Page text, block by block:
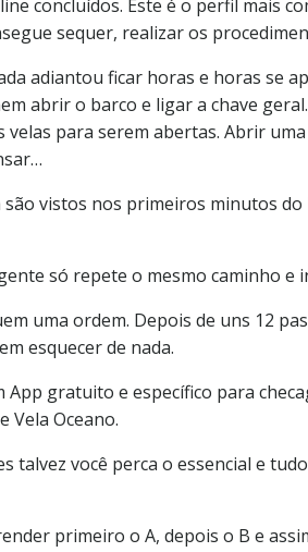
concluídos. Este é o perfil mais
sequer, realizar os
adiantou ficar horas e horas se
abrir o barco e ligar a chave
velas para serem abertas. Abrir
vistos nos primeiros minutos do
só repete o mesmo caminho e
uma ordem. Depois de uns 12
esquecer de nada.
App gratuito e específico para
Vela Oceano.
talvez você perca o essencial e
primeiro o A, depois o B e